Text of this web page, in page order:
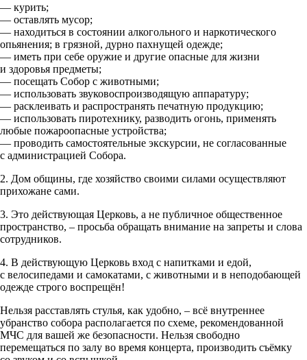
— курить;
— оставлять мусор;
— находиться в состоянии алкогольного и наркотического
опьянения; в грязной, дурно пахнущей одежде;
— иметь при себе оружие и другие опасные для жизни
и здоровья предметы;
— посещать Собор с животными;
— использовать звуковоспроизводящую аппаратуру;
— расклеивать и распространять печатную продукцию;
— использовать пиротехнику, разводить огонь, применять
любые пожароопасные устройства;
— проводить самостоятельные экскурсии, не согласованные
с администрацией Собора.
2. Дом общины, где хозяйство своими силами осуществляют
прихожане сами.
3. Это действующая Церковь, а не публичное общественное
пространство, – просьба обращать внимание на запреты и слова
сотрудников.
4. В действующую Церковь вход с напитками и едой,
с велосипедами и самокатами, с животными и в неподобающей
одежде строго воспрещён!
Нельзя расставлять стулья, как удобно, – всё внутреннее
убранство собора располагается по схеме, рекомендованной
МЧС для вашей же безопасности. Нельзя свободно
перемещаться по залу во время концерта, производить съёмку